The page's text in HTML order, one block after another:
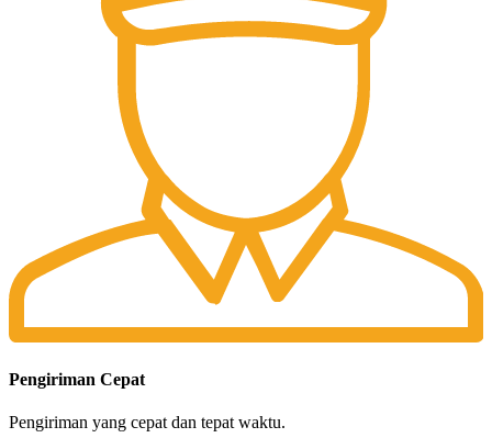
Pengiriman Cepat
Pengiriman yang cepat dan tepat waktu.